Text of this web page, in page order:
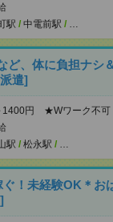
駅 / 中電前駅 / …
ど、体に負担ナシ
遣]
1400円 ★Wワーク不可
駅 / 松永駅 / …
！未経験OK＊お